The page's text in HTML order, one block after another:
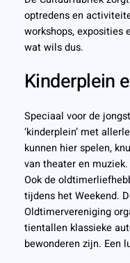
optredens en
workshops, exposities
wat wils dus.
Kinderplein
Speciaal voor de
‘kinderplein’ met
kunnen hier spelen,
van theater en
Ook de
tijdens het Weekend.
Oldtimervereniging
tientallen klassieke
bewonderen zijn. Een